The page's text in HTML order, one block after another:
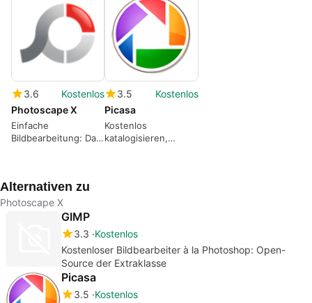
3.6
Kostenlos
Photoscape X
Einfache
Bildbearbeitung: Das
3.5
Kostenlos
Picasa
Kostenlos
katalogisieren,
Alternativen zu
Photoscape X
GIMP
3.3 Kostenlos
Kostenloser Bildbearbeiter à la Photoshop: Open-
Source der Extraklasse
Picasa
3.5 Kostenlos